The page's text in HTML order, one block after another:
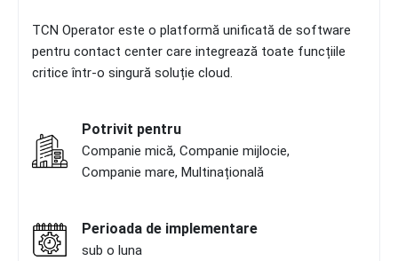
TCN Operator este o platformă unificată de software
pentru contact center care integrează toate funcțiile
critice într-o singură soluție cloud.
Potrivit pentru
Companie mică, Companie mijlocie,
Companie mare, Multinațională
Perioada de implementare
sub o luna